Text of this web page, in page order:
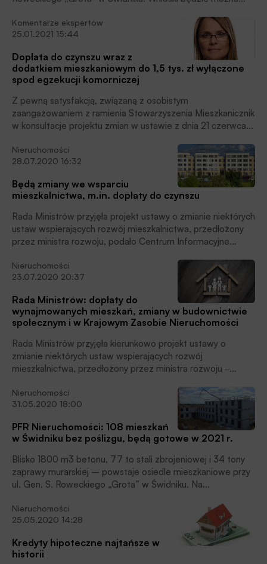
www.swidnik.mdr.pl. Nabór do mieszkań będzie składał się z
dwóch etapów.
Komentarze ekspertów
25.01.2021 15:44
Dopłata do czynszu wraz z
dodatkiem mieszkaniowym do 1,5 tys. zł wyłączone
spod egzekucji komorniczej
Z pewną satysfakcją, związaną z osobistym
zaangażowaniem z ramienia Stowarzyszenia Mieszkanicznik
w konsultacje projektu zmian w ustawie z dnia 21 czerwca
2019 r poz. 2133) odnotowujemy powstanie przepisów
odpowiadających potrzebie wyjątkowego czasu, które
kierują pomoc finansową w postaci dopłat do czynszów z
Funduszu Covid w stronę najemców ‒ pisze w komentarzu
dla aleBank.pl Magdalena Tylipska, radca prawny, ekspert
Stowarzyszenia Mieszkanicznik.
Nieruchomości
28.07.2020 16:32
Będą zmiany we wsparciu
mieszkalnictwa, m.in. dopłaty do czynszu
Rada Ministrów przyjęła projekt ustawy o zmianie niektórych
ustaw wspierających rozwój mieszkalnictwa, przedłożony
przez ministra rozwoju, podało Centrum Informacyjne
Nieruchomości
23.07.2020 20:37
Rada Ministrów: dopłaty do
wynajmowanych mieszkań, zmiany w budownictwie
społecznym i w Krajowym Zasobie Nieruchomości
Rada Ministrów przyjęła kierunkowo projekt ustawy o
zmianie niektórych ustaw wspierających rozwój
mieszkalnictwa, przedłożony przez ministra rozwoju ‒
Kancelarii Prezesa Rady Ministrów.
Nieruchomości
31.05.2020 18:00
PFR Nieruchomości: 108 mieszkań
w Świdniku bez poślizgu, będą gotowe w 2021 r.
Blisko 1800 m3 betonu, 77 to stali zbrojeniowej i 34 tony
zaprawy murarskiej – powstaje osiedle mieszkaniowe przy
ul. Gen. S. Roweckiego „Grota” w Świdniku. Na
już połowę ścian konstrukcyjnych. Osiedle będzie gotowe
latem 2021 roku.
Nieruchomości
25.05.2020 14:28
Kredyty hipoteczne najtańsze w
historii